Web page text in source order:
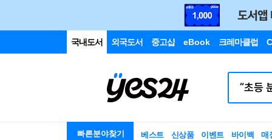
국내도서 외국도서 중고샵 eBook 크레마클럽
빠른분야찾기 베스트 신상품 이벤트 바이백 매